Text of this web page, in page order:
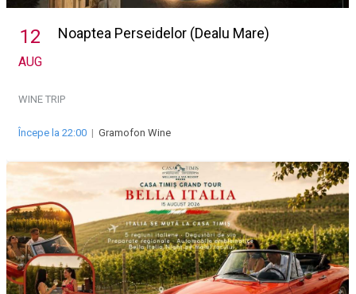
12
AUG
Noaptea Perseidelor (Dealu Mare)
WINE TRIP
Începe la 22:00 | Gramofon Wine